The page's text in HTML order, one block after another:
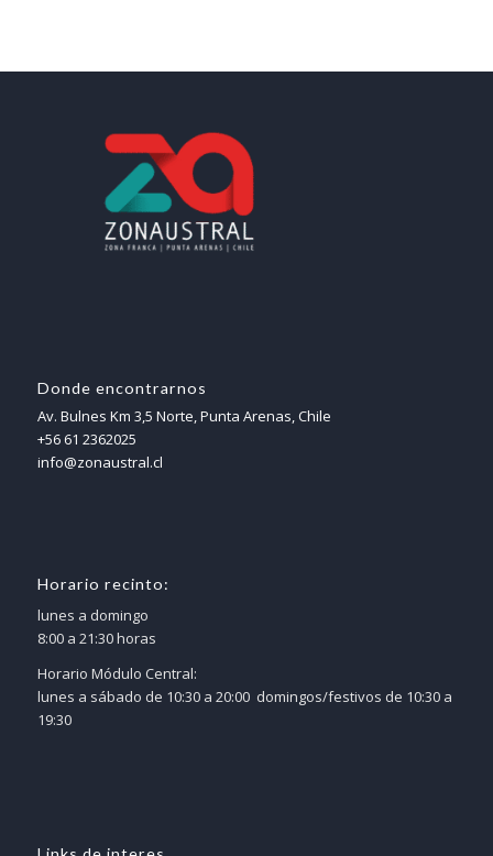
Donde encontrarnos
Av. Bulnes Km 3,5 Norte, Punta Arenas, Chile
+56 61 2362025
info@zonaustral.cl
Horario recinto:
lunes a domingo
8:00 a 21:30 horas
Horario Módulo Central:
lunes a sábado de 10:30 a 20:00 domingos/festivos de 10:30 a
19:30